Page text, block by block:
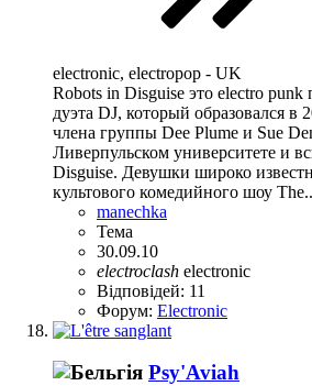
electronic, electropop - UK
Robots in Disguise это electro punk
дуэта DJ, который образовался в
члена группы Dee Plume и Sue
Ливерпульском университете и
Disguise. Девушки широко
культового комедийного шоу
manechka
Тема
30.09.10
electroclash electronic
Відповідей: 11
Форум: Electronic
Psy'Aviah